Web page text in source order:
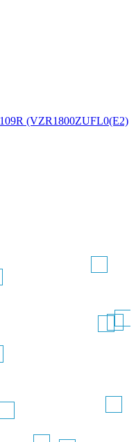
(VZR1800ZUFL0(E2)